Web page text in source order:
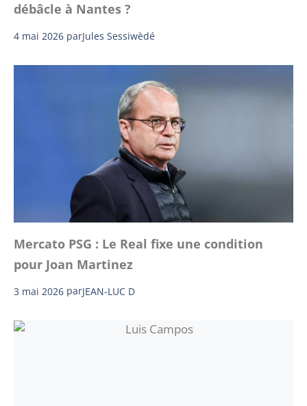
débâcle à Nantes ?
4 mai 2026 parJules Sessiwèdé
Mercato PSG : Le Real fixe une condition
pour Joan Martinez
3 mai 2026 parJEAN-LUC D